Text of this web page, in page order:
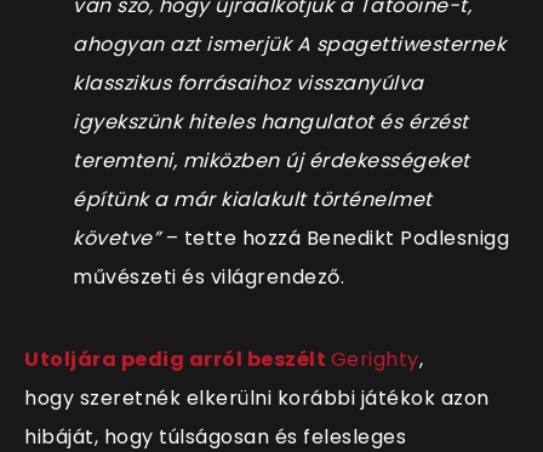
ahogyan azt ismerjük A spagettiwesternek
klasszikus forrásaihoz visszanyúlva
igyekszünk hiteles hangulatot és érzést
teremteni, miközben új érdekességeket
építünk a már kialakult történelmet
követve”– tette hozzá Benedikt Podlesnigg
művészeti és világrendező.
Utoljára pedig arról beszélt Gerighty,
hogy szeretnék elkerülni korábbi játékok azon
hibáját, hogy túlságosan és felesleges